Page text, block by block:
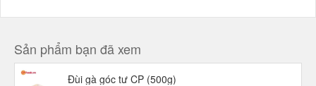
Sản phẩm bạn đã xem
Đùi gà góc tư CP (500g)